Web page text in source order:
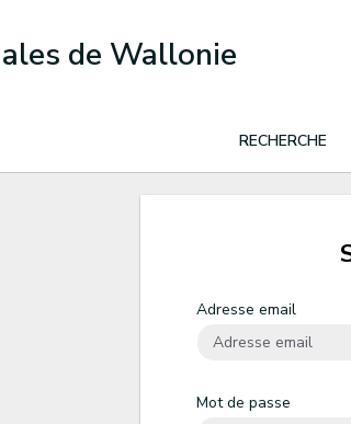
de Wallonie
RECHERCHE
Adresse email
Mot de passe